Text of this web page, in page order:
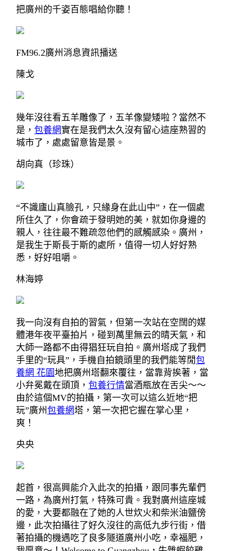
把廣州的千姿百態唱給你聽！
FM96.2廣州消息資訊播送
陳戈
幾年沒往看五羊雕像了，五羊像變矮啦？當然不
是， 包養網實在是我們太久沒有留心這座熟習的
城市了，處處留意皆是景。
胡向真（珍珠）
“不識廬山真臉孔，只緣身在此山中”，在一個處
所住久了，你會疏于發明她的美，就如你身邊的
親人，往往最不難疏忽他們的感觸感染。廣州，
是我生于斯長于斯的處所，值得一切人好好熟
悉，好好咀嚼。
林海婷
我一向沒有自拍的習氣，但第一次站在空闊的媒
體港年夜平臺拍片，碰到萬里無云的晴天氣，和
大師一路都不由得猖狂玩自拍。廣州塔成了我們
手里的“玩具”，手機自拍鏡頭里的我們能等閒包
養網 花園地把廣州塔翻來覆往，當靠背挨著，當
小弁冕戴在頭頂， 包養行情當酒瓶放在舌尖～～
由於這個MV的拍攝，第一次可以這么近地“把
玩”廣州 包養網塔，第一次把它握在掌心里，
爽！
央央
起首，很高興能介入此次的拍攝，跟同事先輩們
一路，為廣州打氣，特殊可貴。我對廣州這座城
的愛，大要都融在了她的人世炊火和柴米油鹽傍
邊，此次拍攝往了好久沒往的高低九步行街，借
著拍攝的機遇吃了良多隧道廣州小吃，幸福肥，